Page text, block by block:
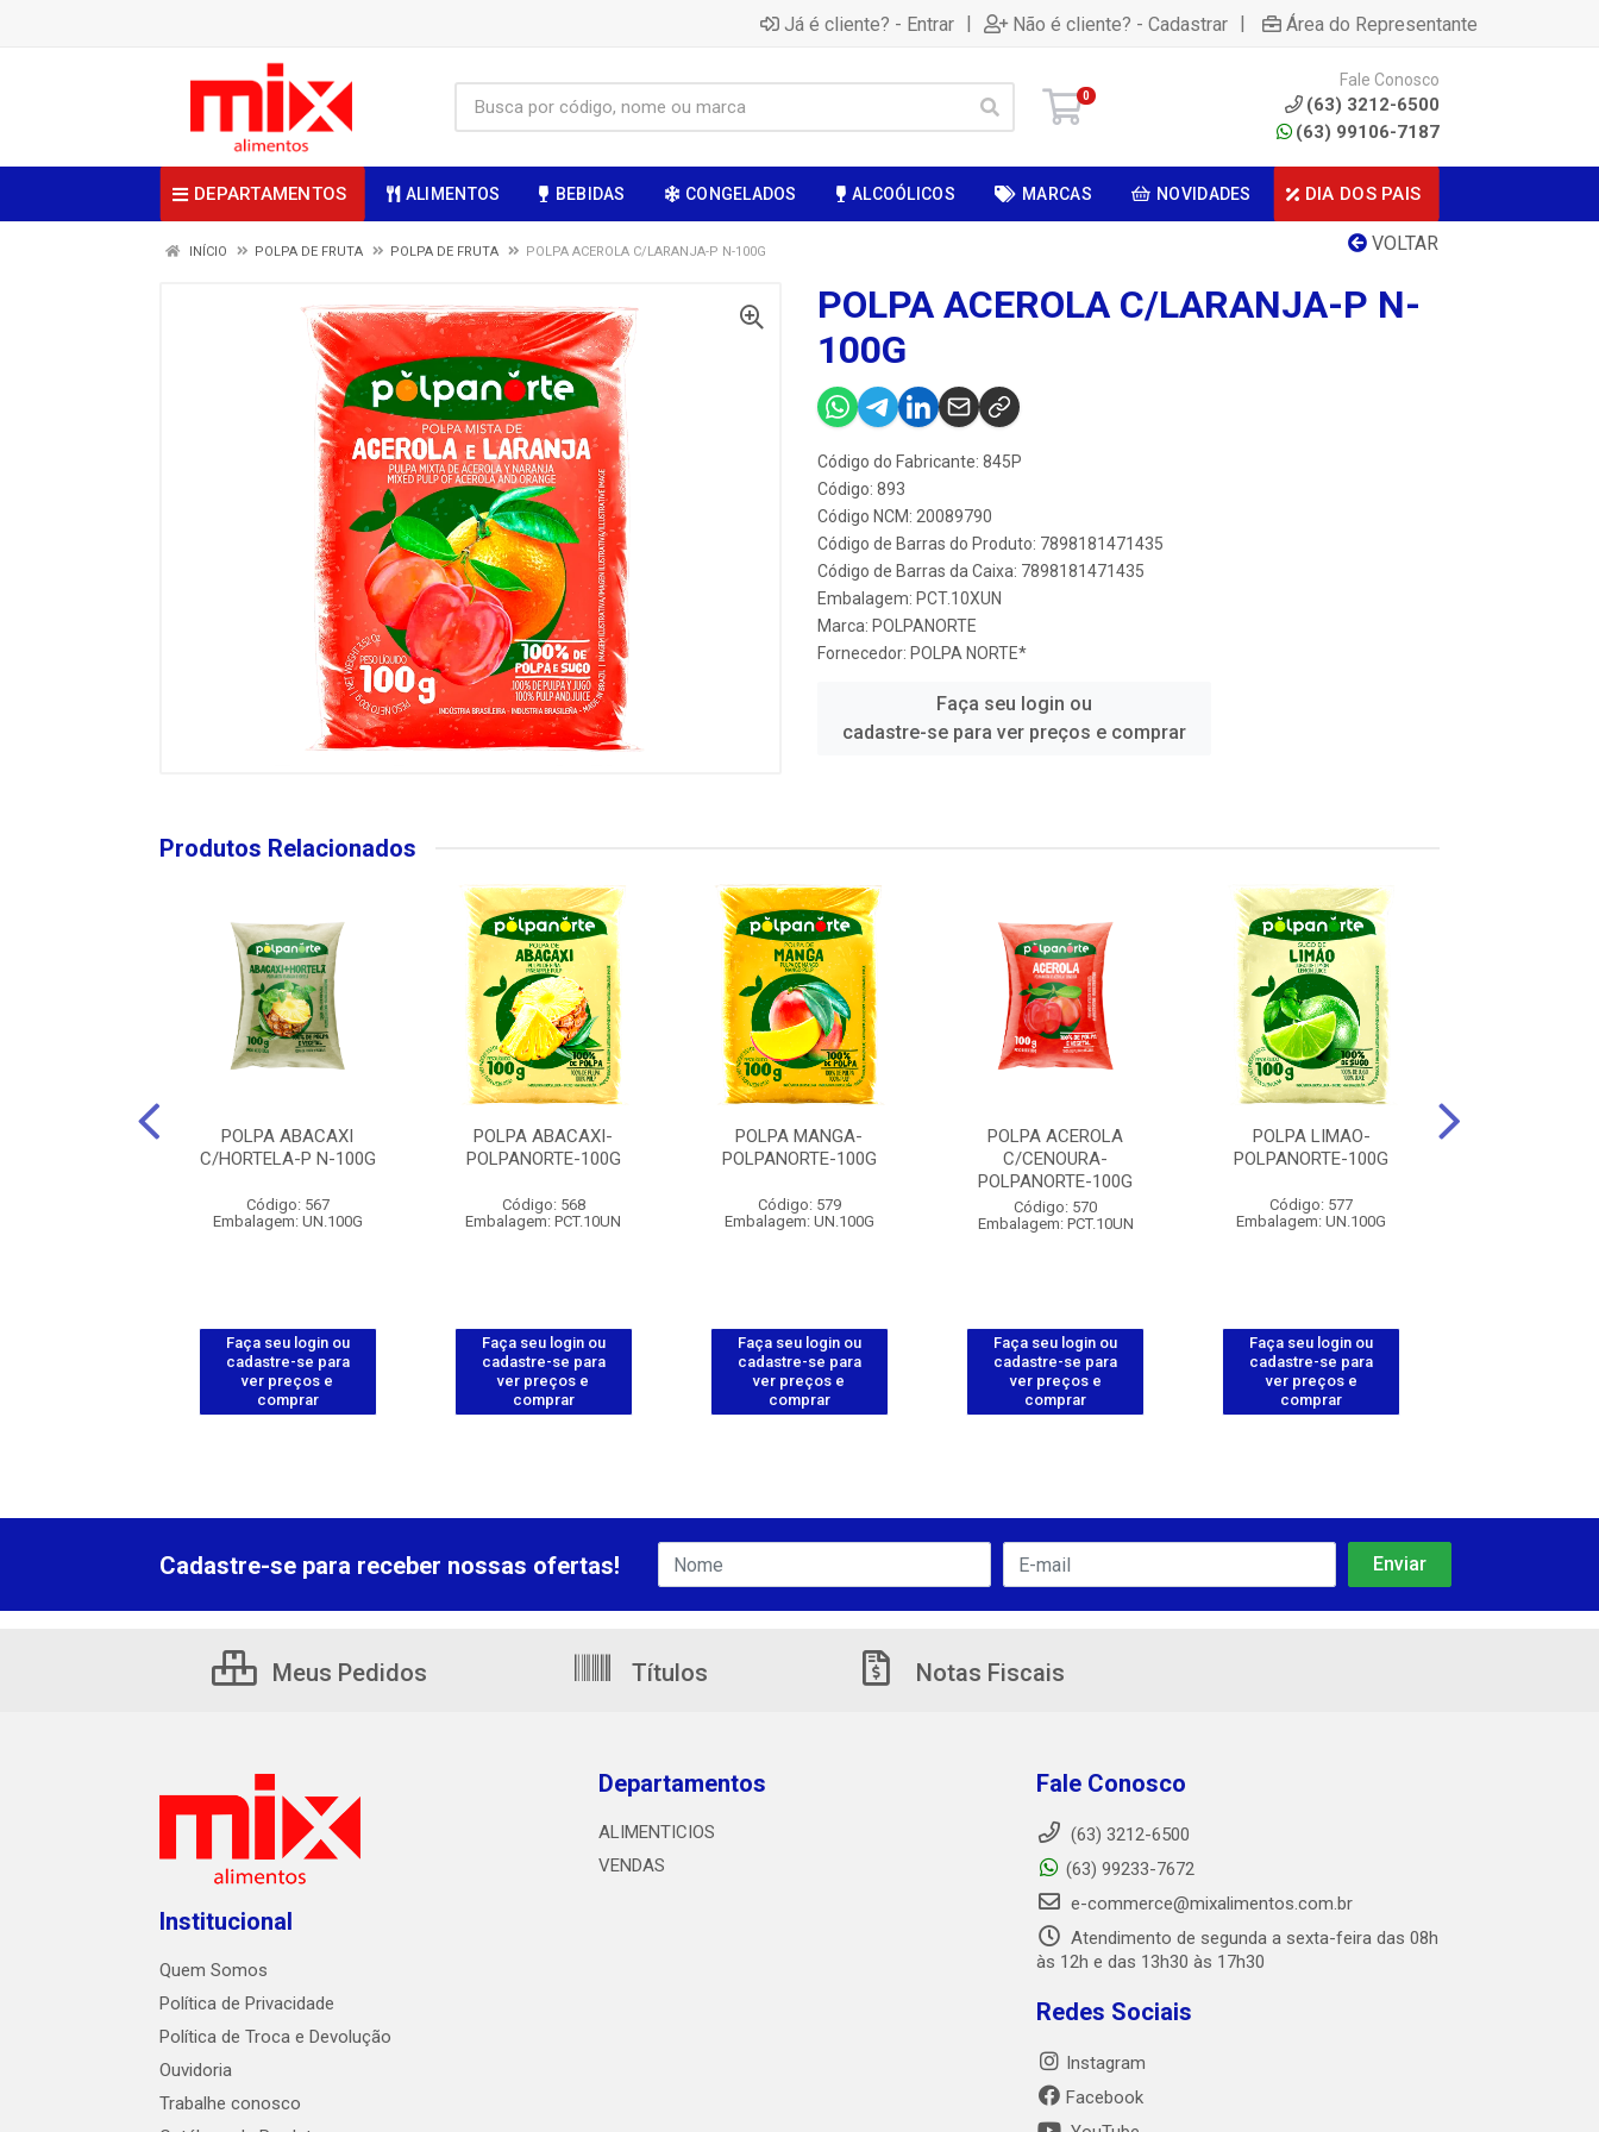
Já é cliente? - Entrar | Não é cliente? - Cadastrar | Área do Representante
0
Fale Conosco
(63) 3212-6500
(63) 99106-7187
DEPARTAMENTOS ALIMENTOS BEBIDAS CONGELADOS ALCOÓLICOS MARCAS NOVIDADES DIA DOS PAIS
VOLTAR
INÍCIO POLPA DE FRUTA POLPA DE FRUTA POLPA ACEROLA C/LARANJA-P N-100G
POLPA ACEROLA C/LARANJA-P N-
100G
Código do Fabricante: 845P
Código: 893
Código NCM: 20089790
Código de Barras do Produto: 7898181471435
Código de Barras da Caixa: 7898181471435
Embalagem: PCT.10XUN
Marca: POLPANORTE
Fornecedor: POLPA NORTE*
Faça seu login ou
cadastre-se para ver preços e comprar
Produtos Relacionados
POLPA ABACAXI
C/HORTELA-P N-100G
Código: 567
Embalagem: UN.100G
Faça seu login ou
cadastre-se para
ver preços e
comprar
POLPA ABACAXI-
POLPANORTE-100G
Código: 568
Embalagem: PCT.10UN
Faça seu login ou
cadastre-se para
ver preços e
comprar
POLPA MANGA-
POLPANORTE-100G
Código: 579
Embalagem: UN.100G
Faça seu login ou
cadastre-se para
ver preços e
comprar
POLPA ACEROLA
C/CENOURA-
POLPANORTE-100G
Código: 570
Embalagem: PCT.10UN
Faça seu login ou
cadastre-se para
ver preços e
comprar
POLPA LIMAO-
POLPANORTE-100G
Código: 577
Embalagem: UN.100G
Faça seu login ou
cadastre-se para
ver preços e
comprar
Cadastre-se para receber nossas ofertas!
Meus Pedidos Títulos Notas Fiscais
Institucional
Quem Somos
Política de Privacidade
Política de Troca e Devolução
Ouvidoria
Trabalhe conosco
Departamentos
ALIMENTICIOS
VENDAS
Fale Conosco
(63) 3212-6500
(63) 99233-7672
e-commerce@mixalimentos.com.br
Atendimento de segunda a sexta-feira das 08h
às 12h e das 13h30 às 17h30
Redes Sociais
Instagram
Facebook